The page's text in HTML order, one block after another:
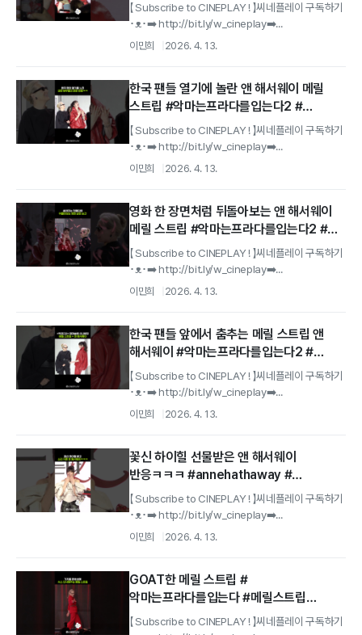
【 Subscribe to CINEPLAY ! 】씨네플레이 구독하기
･ᴥ･➡️ http://bit.ly/w_cineplay➡️...
이민희 2026. 4. 13.
한국 팬들 열기에 놀란 앤 해서웨이 메릴
스트립 #악마는프라다를입는다2 #
레드카펫
【 Subscribe to CINEPLAY ! 】씨네플레이 구독하기
･ᴥ･➡️ http://bit.ly/w_cineplay➡️...
이민희 2026. 4. 13.
영화 한 장면처럼 뒤돌아보는 앤 해서웨이
메릴 스트립 #악마는프라다를입는다2 #
레드카펫
【 Subscribe to CINEPLAY ! 】씨네플레이 구독하기
･ᴥ･➡️ http://bit.ly/w_cineplay➡️...
이민희 2026. 4. 13.
한국 팬들 앞에서 춤추는 메릴 스트립 앤
해서웨이 #악마는프라다를입는다2 #
레드카펫
【 Subscribe to CINEPLAY ! 】씨네플레이 구독하기
･ᴥ･➡️ http://bit.ly/w_cineplay➡️...
이민희 2026. 4. 13.
꽃신 하이힐 선물받은 앤 해서웨이
반응ㅋㅋㅋ #annehathaway #
악마는프라다를입는다2
【 Subscribe to CINEPLAY ! 】씨네플레이 구독하기
･ᴥ･➡️ http://bit.ly/w_cineplay➡️...
이민희 2026. 4. 13.
GOAT한 메릴 스트립 #
악마는프라다를입는다 #메릴스트립
#merylstreep
【 Subscribe to CINEPLAY ! 】씨네플레이 구독하기